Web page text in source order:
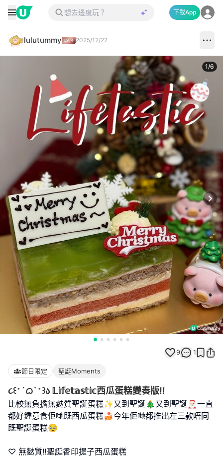
下載App
lulutummy 2025/12/22
1/6
9 1
節日限定 聖誕Moments
૮꒰˶´ᜊ`˶꒱ა 𝕃𝕚𝕗𝕖𝕥𝕒𝕤𝕥𝕚𝕔西瓜蛋糕變奏版‼️
比較無負擔無麩質聖誕蛋糕✨又到聖誕🎄又到聖誕🎅🏻一直
都好鍾意食佢哋既西瓜蛋糕🍰今年佢哋都推出左三款唔同
既聖誕蛋糕🥹
♡ 無麩質‼️聖誕香印提子西瓜蛋糕